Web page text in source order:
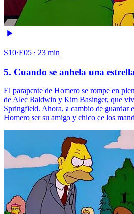
S10·E05 · 23 min
5. Cuando se anhela una estrella
El parapente de Homero se rompe en
de Alec Baldwin y Kim Basinger, que
Springfield. Ahora, a cambio de guardar
Homero ser su amigo y chico de los